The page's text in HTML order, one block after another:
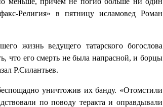
Религия» в пятницу исламовед Роман
жизнь ведущего татарского богослова
что его смерть не была напрасной, и борцы
Р.Силантьев.
уничтожив их банду. «Отомстили
по поводу теракта и оправдывали